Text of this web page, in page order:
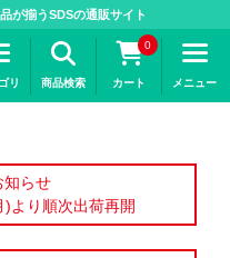
が揃うSDSの通販サイト
リ 商品検索
0
カート メニュー
知らせ
より順次出荷再開